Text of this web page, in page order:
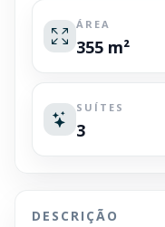
ÁREA
355 m²
SUÍTES
3
DESCRIÇÃO